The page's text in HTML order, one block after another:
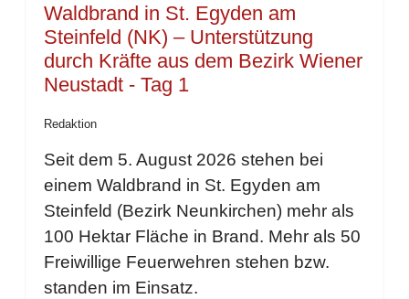
Waldbrand in St. Egyden am
Steinfeld (NK) – Unterstützung
durch Kräfte aus dem Bezirk Wiener
Neustadt - Tag 1
Redaktion
Seit dem 5. August 2026 stehen bei
einem Waldbrand in St. Egyden am
Steinfeld (Bezirk Neunkirchen) mehr als
100 Hektar Fläche in Brand. Mehr als 50
Freiwillige Feuerwehren stehen bzw.
standen im Einsatz.